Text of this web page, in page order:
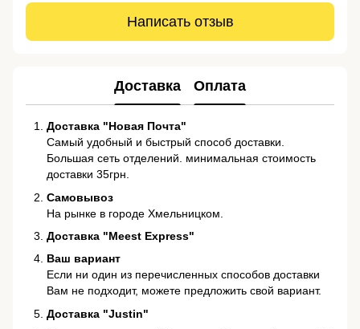
Написать отзыв
Доставка Оплата
Доставка "Новая Почта"
Самый удобный и быстрый способ доставки.
Большая сеть отделений. минимальная стоимость
доставки 35грн.
Самовывоз
На рынке в городе Хмельницком.
Доставка "Meest Express"
Ваш вариант
Если ни один из перечисленных способов доставки
Вам не подходит, можете предложить свой вариант.
Доставка "Justin"